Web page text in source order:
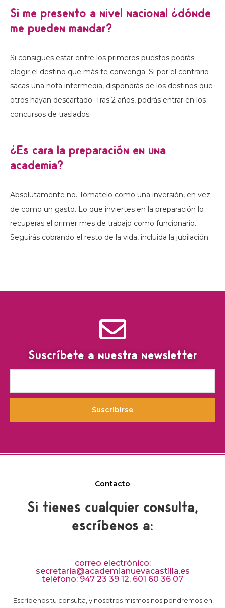
Si me presento a nivel nacional ¿dónde
me pueden mandar?
Si consigues estar entre los primeros puestos podrás
elegir el destino que más te convenga. Si por el contrario
sacas una nota intermedia, dispondrás de los destinos que
otros hayan descartado. Tras 2 años, podrás entrar en los
concursos de traslados.
¿Es cara la preparación en una
academia?
Absolutamente no. Tómatelo como una inversión, en vez
de como un gasto. Lo que inviertes en la preparación lo
recuperas el primer mes de trabajo como funcionario.
Seguirás cobrando el resto de la vida, incluida la jubilación.
Suscríbete a nuestra newsletter
Suscribirse
Contacto
Si tienes cualquier consulta,
escríbenos a:
correo electrónico:
secretaria@academianuevacastilla.es
teléfono: 947 23 39 12, 601 60 36 07
Escríbenos tu consulta, y nosotros mismos nos pondremos en